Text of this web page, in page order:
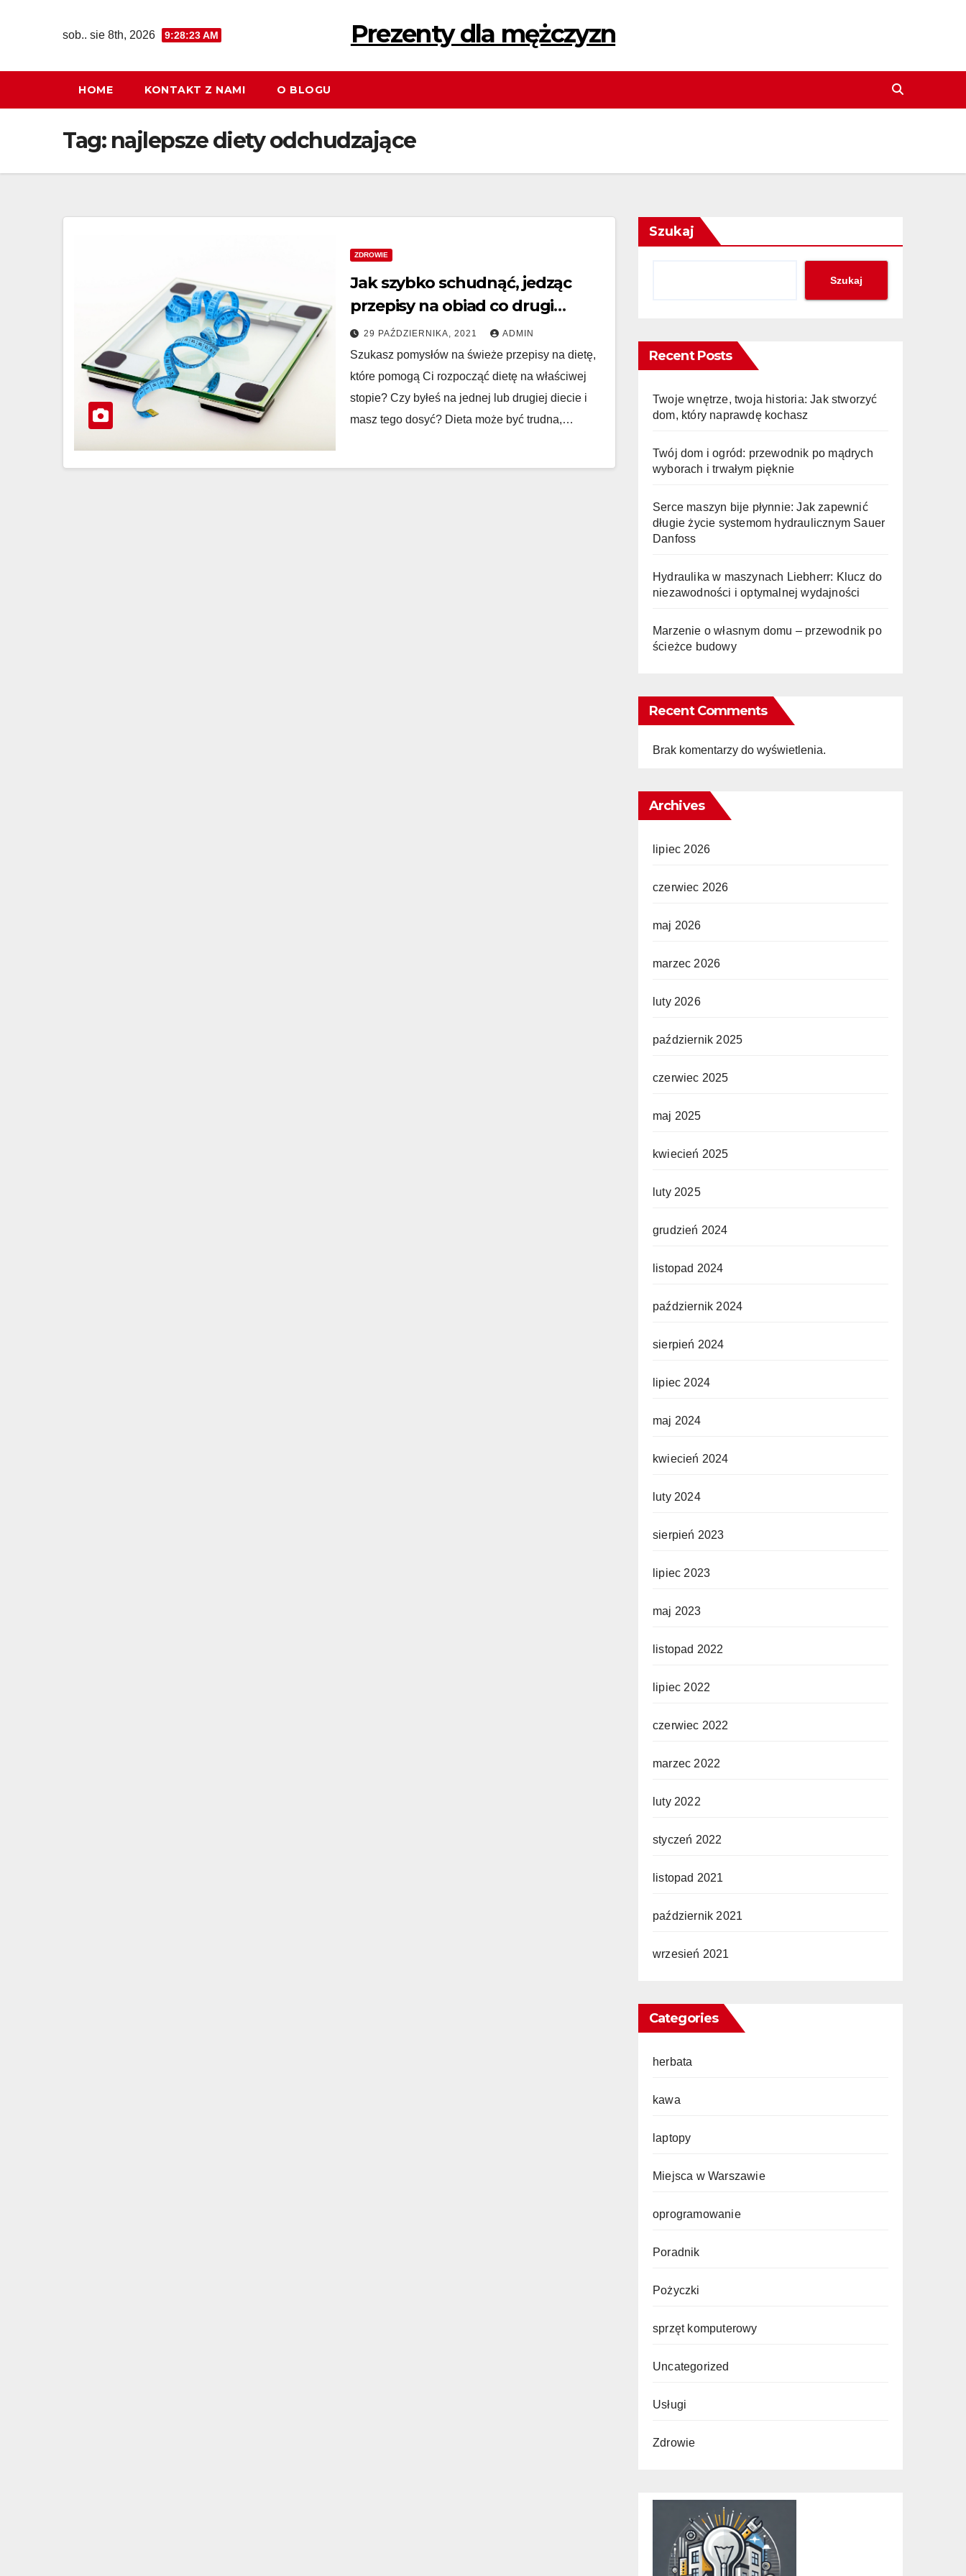
sob.. sie 8th, 2026 9:28:24 AM Prezenty dla mężczyzn
HOME KONTAKT Z NAMI O BLOGU
Tag: najlepsze diety odchudzające
ZDROWIE
Jak szybko schudnąć, jedząc
przepisy na obiad co drugi
dzień?
29 PAŹDZIERNIKA, 2021 ADMIN
Szukasz pomysłów na świeże przepisy na dietę,
które pomogą Ci rozpocząć dietę na właściwej
stopie? Czy byłeś na jednej lub drugiej diecie i
masz tego dosyć? Dieta może być trudna,…
Szukaj
Szukaj
Recent Posts
Twoje wnętrze, twoja historia: Jak stworzyć
dom, który naprawdę kochasz
Twój dom i ogród: przewodnik po mądrych
wyborach i trwałym pięknie
Serce maszyn bije płynnie: Jak zapewnić
długie życie systemom hydraulicznym Sauer
Danfoss
Hydraulika w maszynach Liebherr: Klucz do
niezawodności i optymalnej wydajności
Marzenie o własnym domu – przewodnik po
ścieżce budowy
Recent Comments
Brak komentarzy do wyświetlenia.
Archives
lipiec 2026
czerwiec 2026
maj 2026
marzec 2026
luty 2026
październik 2025
czerwiec 2025
maj 2025
kwiecień 2025
luty 2025
grudzień 2024
listopad 2024
październik 2024
sierpień 2024
lipiec 2024
maj 2024
kwiecień 2024
luty 2024
sierpień 2023
lipiec 2023
maj 2023
listopad 2022
lipiec 2022
czerwiec 2022
marzec 2022
luty 2022
styczeń 2022
listopad 2021
październik 2021
wrzesień 2021
Categories
herbata
kawa
laptopy
Miejsca w Warszawie
oprogramowanie
Poradnik
Pożyczki
sprzęt komputerowy
Uncategorized
Usługi
Zdrowie